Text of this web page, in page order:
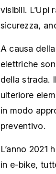
visibili. L’Upi
sicurezza,
A causa
elettriche
della strada.
ulteriore
in modo
preventivo.
L’anno
in e-bike,